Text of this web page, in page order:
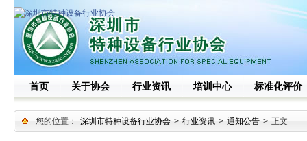
首页 关于协会 行业资讯 培训中心 标准化评价
您的位置： 深圳市特种设备行业协会 > 行业资讯 > 通知公告 > 正文